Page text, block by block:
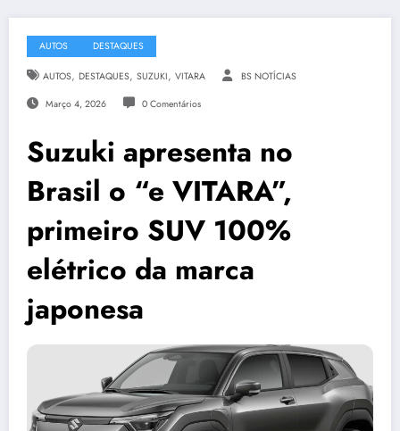
AUTOS DESTAQUES
AUTOS, DESTAQUES, SUZUKI, VITARA BS NOTÍCIAS
Março 4, 2026 0 Comentários
Suzuki apresenta no
Brasil o “e VITARA”,
primeiro SUV 100%
elétrico da marca
japonesa